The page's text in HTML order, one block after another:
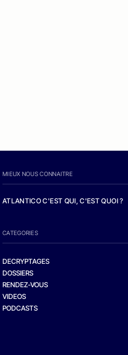
MIEUX NOUS CONNAITRE
ATLANTICO C'EST QUI, C'EST QUOI ?
CATEGORIES
DECRYPTAGES
DOSSIERS
RENDEZ-VOUS
VIDEOS
PODCASTS